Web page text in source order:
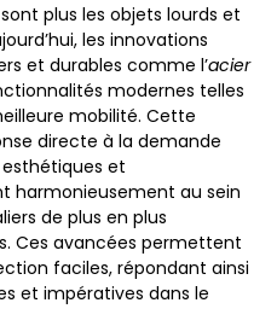
plus les objets lourds et
les innovations
et durables comme l’acier
modernes telles
mobilité. Cette
directe à la demande
et
harmonieusement au sein
de plus en plus
Ces avancées permettent
faciles, répondant ainsi
et impératives dans le